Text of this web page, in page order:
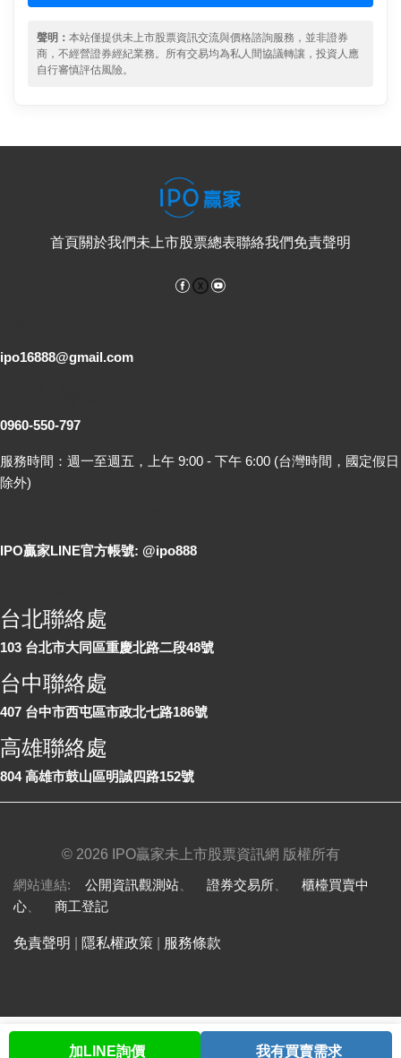
股票查詢 與我聯繫 會員中心
聲明： 本站僅提供未上市股票資訊交流與價格諮詢服務，並非證券
商，不經營證券經紀業務。所有交易均為私人間協議轉讓，投資人應
自行審慎評估風險。
首頁關於我們未上市股票總表聯絡我們免責聲明
Facebook
ipo16888@gmail.com
0960-550-797
服務時間：週一至週五，上午 9:00 - 下午 6:00 (台灣時間，國定假日
除外)
IPO贏家LINE官方帳號: @ipo888
台北聯絡處
103 台北市大同區重慶北路二段48號
台中聯絡處
407 台中市西屯區市政北七路186號
高雄聯絡處
804 高雄市鼓山區明誠四路152號
© 2026 IPO贏家未上市股票資訊網 版權所有
網站連結: 公開資訊觀測站 證券交易所
櫃檯買賣中
心
商工登記
免責聲明 隱私權政策 服務條款
加LINE詢價 我有買賣需求